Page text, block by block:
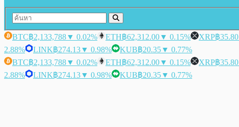
BTC฿2,133,788▼ 0.02% ETH฿62,312.00▼ 0.15% XRP฿35.80
2.88%
LINK฿274.13▼ 0.98% KUB฿20.35▼ 0.77%
BTC฿2,133,788▼ 0.02% ETH฿62,312.00▼ 0.15% XRP฿35.80
2.88%
LINK฿274.13▼ 0.98% KUB฿20.35▼ 0.77%